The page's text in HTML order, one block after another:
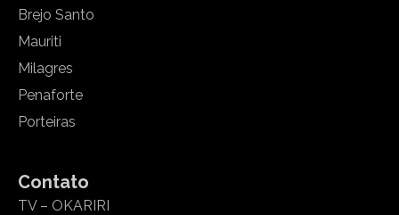
Brejo Santo
Mauriti
Milagres
Penaforte
Porteiras
Contato
TV – OKARIRI